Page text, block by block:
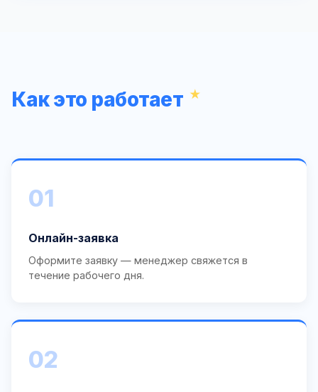
Как это работает
01
Онлайн-заявка
Оформите заявку — менеджер свяжется в
течение рабочего дня.
02